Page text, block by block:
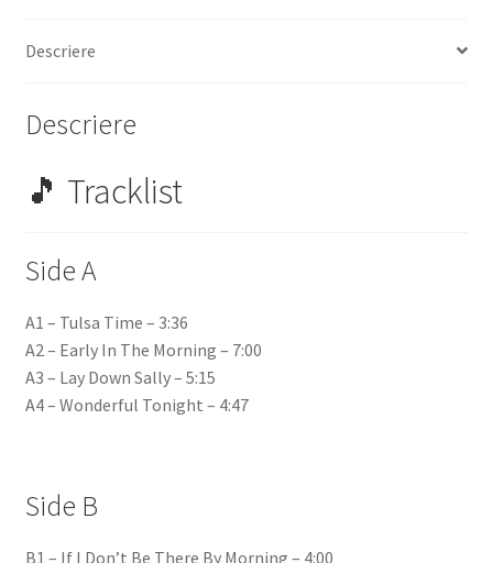
Descriere
Descriere
🎵 Tracklist
Side A
A1 – Tulsa Time – 3:36
A2 – Early In The Morning – 7:00
A3 – Lay Down Sally – 5:15
A4 – Wonderful Tonight – 4:47
Side B
B1 – If I Don’t Be There By Morning – 4:00